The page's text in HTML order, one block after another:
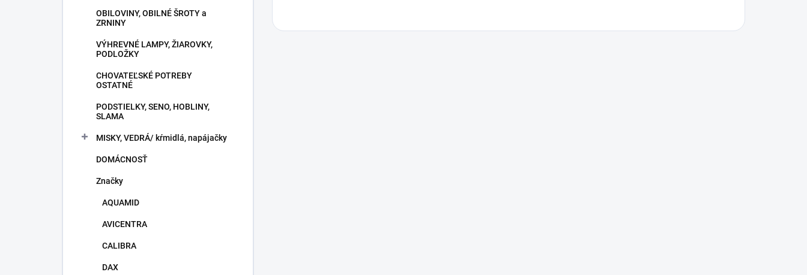
OBILOVINY, OBILNÉ ŠROTY a
ZRNINY
VÝHREVNÉ LAMPY, ŽIAROVKY,
PODLOŽKY
CHOVATEĽSKÉ POTREBY
OSTATNÉ
PODSTIELKY, SENO, HOBLINY,
SLAMA
MISKY, VEDRÁ/ kŕmidlá, napájačky
DOMÁCNOSŤ
Značky
AQUAMID
AVICENTRA
CALIBRA
DAX